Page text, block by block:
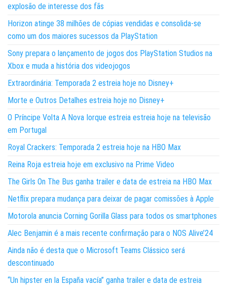
explosão de interesse dos fãs
Horizon atinge 38 milhões de cópias vendidas e consolida-se
como um dos maiores sucessos da PlayStation
Sony prepara o lançamento de jogos dos PlayStation Studios na
Xbox e muda a história dos videojogos
Extraordinária: Temporada 2 estreia hoje no Disney+
Morte e Outros Detalhes estreia hoje no Disney+
O Príncipe Volta A Nova Iorque estreia estreia hoje na televisão
em Portugal
Royal Crackers: Temporada 2 estreia hoje na HBO Max
Reina Roja estreia hoje em exclusivo na Prime Video
The Girls On The Bus ganha trailer e data de estreia na HBO Max
Netflix prepara mudança para deixar de pagar comissões à Apple
Motorola anuncia Corning Gorilla Glass para todos os smartphones
Alec Benjamin é a mais recente confirmação para o NOS Alive’24
Ainda não é desta que o Microsoft Teams Clássico será
descontinuado
“Un hipster en la España vacía” ganha trailer e data de estreia